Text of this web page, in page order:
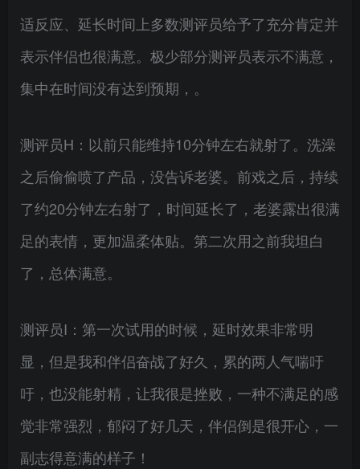
适反应、延长时间上多数测评员给予了充分肯定并
表示伴侣也很满意。极少部分测评员表示不满意，
集中在时间没有达到预期，。
测评员H：以前只能维持10分钟左右就射了。洗澡
之后偷偷喷了产品，没告诉老婆。前戏之后，持续
了约20分钟左右射了，时间延长了，老婆露出很满
足的表情，更加温柔体贴。第二次用之前我坦白
了，总体满意。
测评员I：第一次试用的时候，延时效果非常明
显，但是我和伴侣奋战了好久，累的两人气喘吁
吁，也没能射精，让我很是挫败，一种不满足的感
觉非常强烈，郁闷了好几天，伴侣倒是很开心，一
副志得意满的样子！